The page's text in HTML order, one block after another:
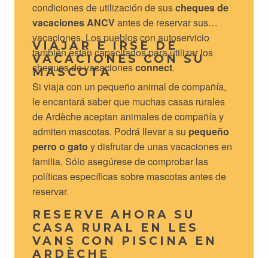
condiciones de utilización de suscheques de
vacaciones ANCVantes de reservar sus
vacaciones. Los pueblos con autoservicio
también están capacitados para utilizar los
cheques de vacacionesconnect.
VIAJAR E IRSE DE
VACACIONES CON SU
MASCOTA
Si viaja con un pequeño animal de compañía,
le encantará saber que muchas casas rurales
de Ardèche aceptan animales de compañía y
admiten mascotas. Podrá llevar a su pequeño
perro o gato y disfrutar de unas vacaciones en
familia. Sólo asegúrese de comprobar las
políticas específicas sobre mascotas antes de
reservar.
RESERVE AHORA SU
CASA RURAL EN LES
VANS CON PISCINA EN
ARDÈCHE